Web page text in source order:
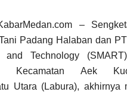
–
Padang Halaban dan
and Technology
Kecamatan Aek
Utara (Labura), akhirnya